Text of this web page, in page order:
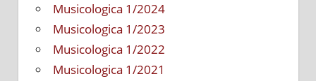
Musicologica 1/2024
Musicologica 1/2023
Musicologica 1/2022
Musicologica 1/2021